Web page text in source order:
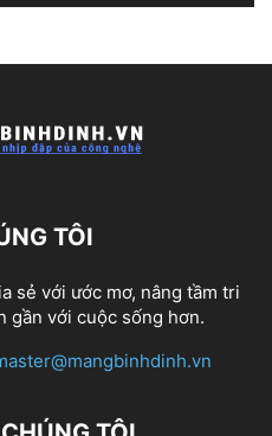
TÔI
sẻ với ước mơ, nâng tầm tri
gần với cuộc sống hơn.